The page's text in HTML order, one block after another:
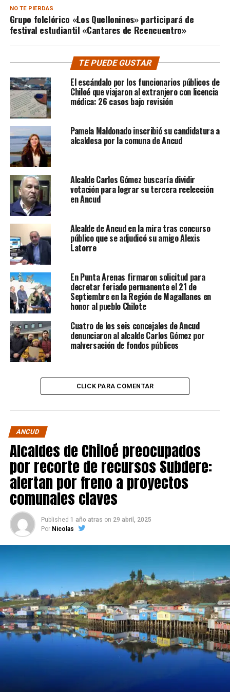
NO TE PIERDAS
Grupo folclórico «Los Quelloninos» participará de
festival estudiantil «Cantares de Reencuentro»
TE PUEDE GUSTAR
El escándalo por los funcionarios públicos de
Chiloé que viajaron al extranjero con licencia
médica: 26 casos bajo revisión
Pamela Maldonado inscribió su candidatura a
alcaldesa por la comuna de Ancud
Alcalde Carlos Gómez buscaría dividir
votación para lograr su tercera reelección
en Ancud
Alcalde de Ancud en la mira tras concurso
público que se adjudicó su amigo Alexis
Latorre
En Punta Arenas firmaron solicitud para
decretar feriado permanente el 21 de
Septiembre en la Región de Magallanes en
honor al pueblo Chilote
Cuatro de los seis concejales de Ancud
denunciaron al alcalde Carlos Gómez por
malversación de fondos públicos
CLICK PARA COMENTAR
ANCUD
Alcaldes de Chiloé preocupados
por recorte de recursos Subdere:
alertan por freno a proyectos
comunales claves
Published 1 año atras on 29 abril, 2025
Por Nicolas